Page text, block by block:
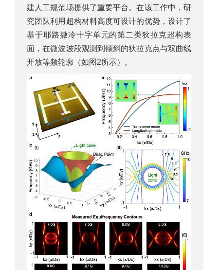
建人工规范场提供了重要平台。在该工作中，研
究团队利用超构材料高度可设计的优势，设计了
基于耶路撒冷十字单元的第二类狄拉克超构表
面，在微波波段观测到倾斜的狄拉克点与双曲线
开放等频轮廓（如图2所示）。